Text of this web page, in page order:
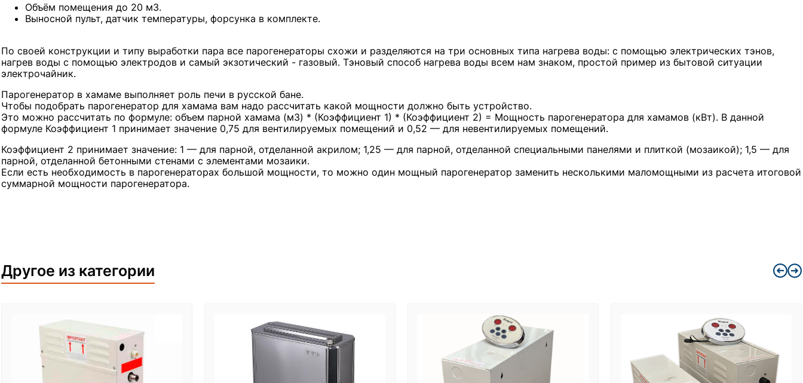
Объём помещения до 20 м3.
Выносной пульт, датчик температуры, форсунка в комплекте.
По своей конструкции и типу выработки пара все парогенераторы схожи и разделяются на три основных типа нагрева воды: с помощью электрических тэнов,
нагрев воды с помощью электродов и самый экзотический - газовый. Тэновый способ нагрева воды всем нам знаком, простой пример из бытовой ситуации
электрочайник.
Парогенератор в хамаме выполняет роль печи в русской бане.
Чтобы подобрать парогенератор для хамама вам надо рассчитать какой мощности должно быть устройство.
Это можно рассчитать по формуле: объем парной хамама (м3) * (Коэффициент 1) * (Коэффициент 2) = Мощность парогенератора для хамамов (кВт). В данной
формуле Коэффициент 1 принимает значение 0,75 для вентилируемых помещений и 0,52 — для невентилируемых помещений.
Коэффициент 2 принимает значение: 1 — для парной, отделанной акрилом; 1,25 — для парной, отделанной специальными панелями и плиткой (мозаикой); 1,5 — для
парной, отделанной бетонными стенами с элементами мозаики.
Если есть необходимость в парогенераторах большой мощности, то можно один мощный парогенератор заменить несколькими маломощными из расчета итоговой
суммарной мощности парогенератора.
Другое из категории